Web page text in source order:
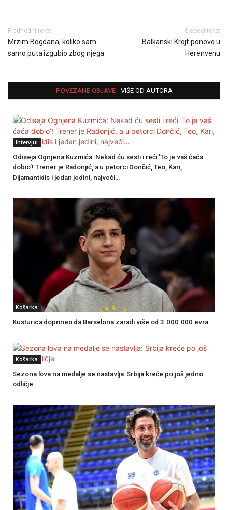
Predhodni tekst
Mrzim Bogdana, koliko sam
samo puta izgubio zbog njega
Sledeći tekst
Balkanski Krojf ponovo u
Herenvenu
POVEZANE OBJAVE VIŠE OD AUTORA
Intervjui
Odiseja Ognjena Kuzmića: Nekad ću sesti i reći ’To je vaš ćaća
dobio’! Trener je Radonjić, a u petorci Dončić, Teo, Kari,
Dijamantidis i jedan jedini, najveći…
Košarka
Kusturica doprineo da Barselona zaradi više od 3.000.000 evra
Košarka
Sezona lova na medalje se nastavlja: Srbija kreće po još jedno
odličje